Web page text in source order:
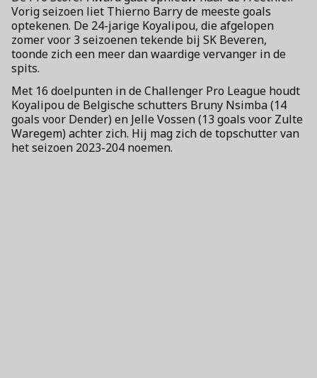
Vorig seizoen liet Thierno Barry de meeste goals
optekenen. De 24-jarige Koyalipou, die afgelopen
zomer voor 3 seizoenen tekende bij SK Beveren,
toonde zich een meer dan waardige vervanger in de
spits.
Met 16 doelpunten in de Challenger Pro League houdt
Koyalipou de Belgische schutters Bruny Nsimba (14
goals voor Dender) en Jelle Vossen (13 goals voor Zulte
Waregem) achter zich. Hij mag zich de topschutter van
het seizoen 2023-204 noemen.